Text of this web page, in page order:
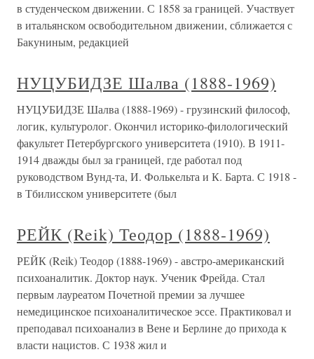
в студенческом движении. С 1858 за границей. Участвует
в итальянском освободительном движении, сближается с
Бакуниным, редакцией
НУЦУБИДЗЕ Шалва (1888-1969)
НУЦУБИДЗЕ Шалва (1888-1969) - грузинский философ,
логик, культуролог. Окончил историко-филологический
факультет Петербургского университета (1910). В 1911-
1914 дважды был за границей, где работал под
руководством Вунд-та, И. Фолькельта и К. Барта. С 1918 -
в Тбилисском университете (был
РЕЙК (Reik) Теодор (1888-1969)
РЕЙК (Reik) Теодор (1888-1969) - австро-американский
психоаналитик. Доктор наук. Ученик Фрейда. Стал
первым лауреатом Почетной премии за лучшее
немедицинское психоаналитическое эссе. Практиковал и
преподавал психоанализ в Вене и Берлине до прихода к
власти нацистов. С 1938 жил и